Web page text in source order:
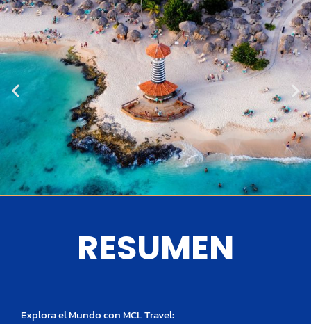
RESUMEN
Explora el Mundo con MCL Travel: